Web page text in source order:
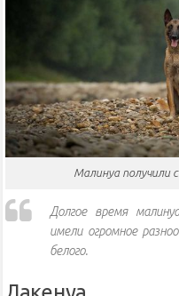
Малинуа получили
Долгое время
имели огромное
белого.